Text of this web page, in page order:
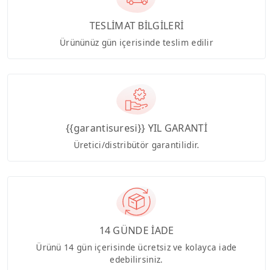
TESLİMAT BİLGİLERİ
Ürününüz gün içerisinde teslim edilir
{{garantisuresi}} YIL GARANTİ
Üretici/distribütör garantilidir.
14 GÜNDE İADE
Ürünü 14 gün içerisinde ücretsiz ve kolayca iade
edebilirsiniz.